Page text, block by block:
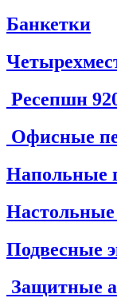
Банкетки
Ресепшн
Офисные
Напольные
Подвесные
Защитные